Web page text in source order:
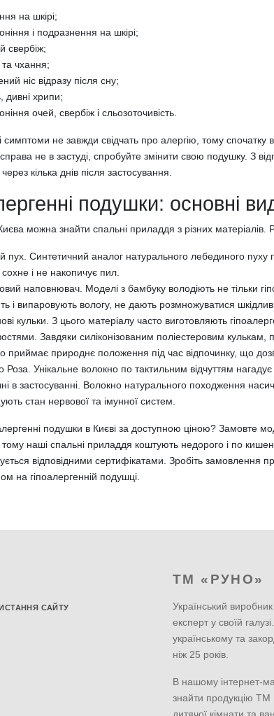
на шкірі;
і подразнення на шкірі;
свербіж;
чхання;
ніс відразу після сну;
дивні хрипи;
очей, свербіж і сльозоточивість.
симптоми не завжди свідчать про алергію, тому
не в застуді, спробуйте змінити свою подушку. З
кілька днів після застосування.
подушки: основні
можна знайти спальні приладдя з різних
пух. Синтетичний аналог натурального лебединого пуху
і не накопичує пил.
наповнювач. Моделі з бамбуку володіють не тільки
і випаровують вологу, не дають розмножуватися
кульки. З цього матеріалу часто виготовляють
Завдяки силіконізованим поліестеровим
приймає природнє положення під час відпочинку, що
Роза. Унікальне волокно по тактильним відчуттям
в застосуванні. Волокно натурального походження
стан нервової та імунної систем.
подушки в Києві за доступною ціною? Замовте
наші спальні приладдя коштують недорого і по
відповідними сертифікатами. Зробіть замовлення
на гіпоалергенній подушці.
САЙТУ
ТМ «РУНО»
Український
експерт у своїй
українському та
ніж 25 років.
В нашому інтернет-
знайти продукцію ТМ